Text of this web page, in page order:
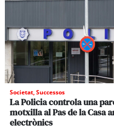
Societat,Successos
La Policia controla una
motxilla al Pas de la Casa
electrònics